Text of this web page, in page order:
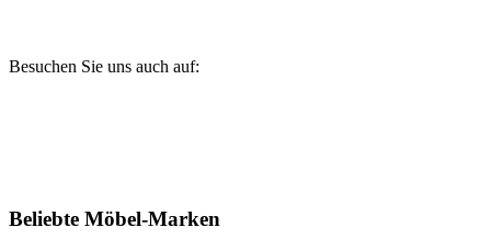
Besuchen Sie uns auch auf:
Beliebte Möbel-Marken